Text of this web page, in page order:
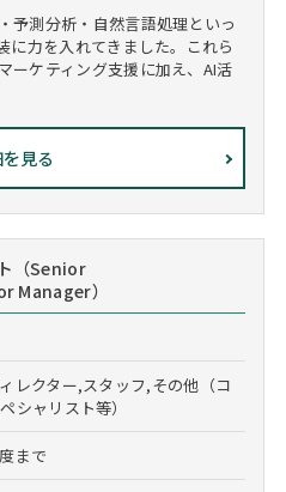
予測分析・自然言語処理といっ
に力を入れてきました。これら
ーケティング支援に加え、AI活
見る
（Senior
Manager）
レクター,スタッフ,その他（コ
シャリスト等）
まで